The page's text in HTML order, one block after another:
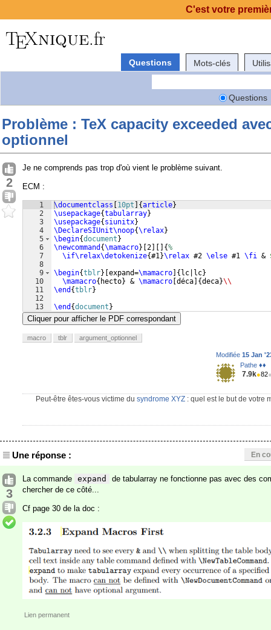
Questions Mots-clés
Questions
Problème : TeX capacity exceeded
optionnel
2
Je ne comprends pas trop d'où vient le problème suivant.
ECM :
1
2
3
4
5
6
7
8
9
10
11
12
13
\documentclass 10pt {article}
\usepackage{tabularray}
\usepackage{ siunitx}
\DeclareSIUnit\noop{\relax}
\begin{document }
\newcommand {\mamacro} 2 {%
\if\relax\detokenize{#1}\relax #2 \else #1 \fi &
\begin{tblr} expand=\mamacro { lc|lc}
\mamacro{ hecto} & \mamacro déca {deca}\\
\end {tblr}
\end {document }
Cliquer pour afficher le PDF correspondant
macro tblr argument_optionnel
Modifiée 15 Jan
Pathe ♦♦
7.9k●82
Peut-être êtes-vous victime du syndrome XYZ : quel est le but de votre
Une réponse : En
3
La commande expand
de tabularray ne fonctionne pas avec des
chercher de ce côté...
Cf page 30 de la doc :
Lien permanent
C'est votre